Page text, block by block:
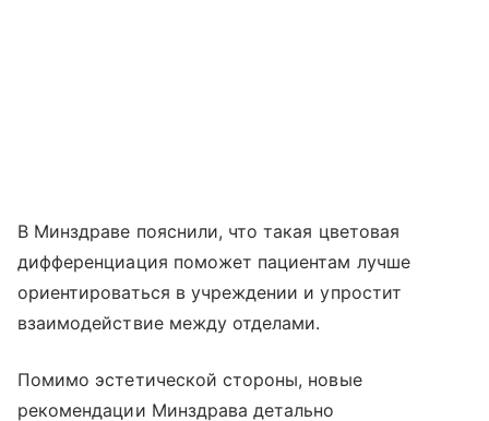
В Минздраве пояснили, что такая цветовая
дифференциация поможет пациентам лучше
ориентироваться в учреждении и упростит
взаимодействие между отделами.
Помимо эстетической стороны, новые
рекомендации Минздрава детально